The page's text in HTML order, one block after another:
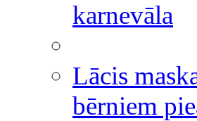
karnevāla
Lācis
bērniem